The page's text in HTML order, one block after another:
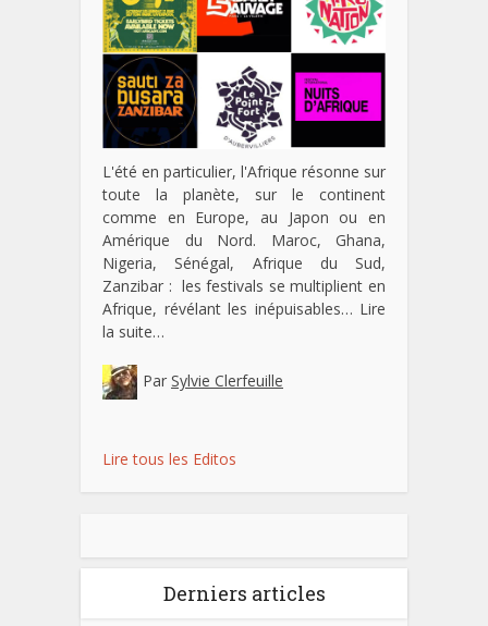
L'été en particulier, l'Afrique résonne sur
toute la planète, sur le continent
comme en Europe, au Japon ou en
Amérique du Nord. Maroc, Ghana,
Nigeria, Sénégal, Afrique du Sud,
Zanzibar : les festivals se multiplient en
Afrique, révélant les inépuisables… Lire
la suite…
Par Sylvie Clerfeuille
Lire tous les Editos
Derniers articles